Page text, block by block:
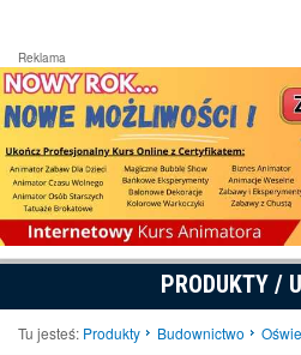
Reklama
PRODUKTY /
Tu jesteś: Produkty Budownictwo